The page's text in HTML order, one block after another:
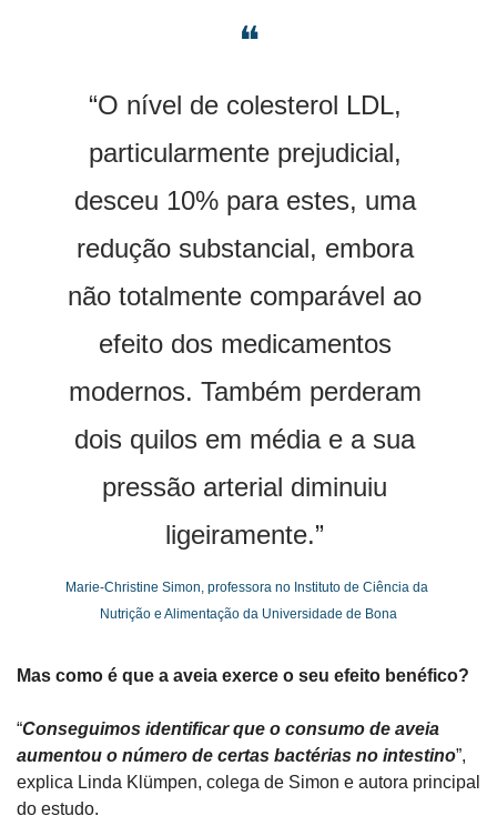
❝
“O nível de colesterol LDL,
particularmente prejudicial,
desceu 10% para estes, uma
redução substancial, embora
não totalmente comparável ao
efeito dos medicamentos
modernos. Também perderam
dois quilos em média e a sua
pressão arterial diminuiu
ligeiramente.”
Marie-Christine Simon, professora no Instituto de Ciência da
Nutrição e Alimentação da Universidade de Bona
Mas como é que a aveia exerce o seu efeito benéfico?
“Conseguimos identificar que o consumo de aveia
aumentou o número de certas bactérias no intestino”,
explica Linda Klümpen, colega de Simon e autora principal
do estudo.